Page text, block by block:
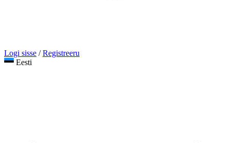
Logi sisse / Registreeru
Eesti